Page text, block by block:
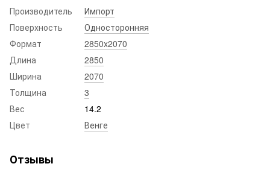
Производитель
Импорт
Поверхность
Односторонняя
Формат
2850x2070
Длина
2850
Ширина
2070
Толщина
3
Вес
14.2
Цвет
Венге
Отзывы